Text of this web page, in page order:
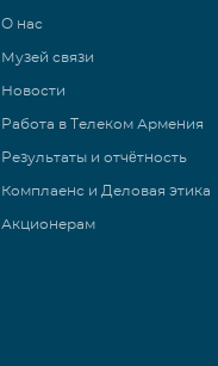
О нас
Музей связи
Новости
Работа в Телеком Армения
Результаты и отчётность
Комплаенс и Деловая этика
Акционерам